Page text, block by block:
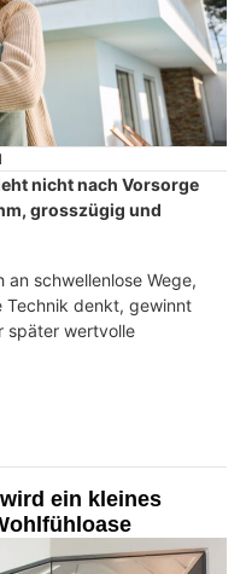
nicht nach Vorsorge
grosszügig und
schwellenlose Wege,
Technik denkt, gewinnt
später wertvolle
ein kleines